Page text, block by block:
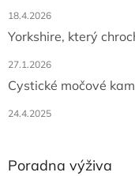
18.4.2026
Yorkshire, který
27.1.2026
Cystické močové
24.4.2025
Poradna výživa